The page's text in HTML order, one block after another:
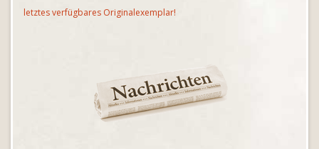
letztes verfügbares Originalexemplar!